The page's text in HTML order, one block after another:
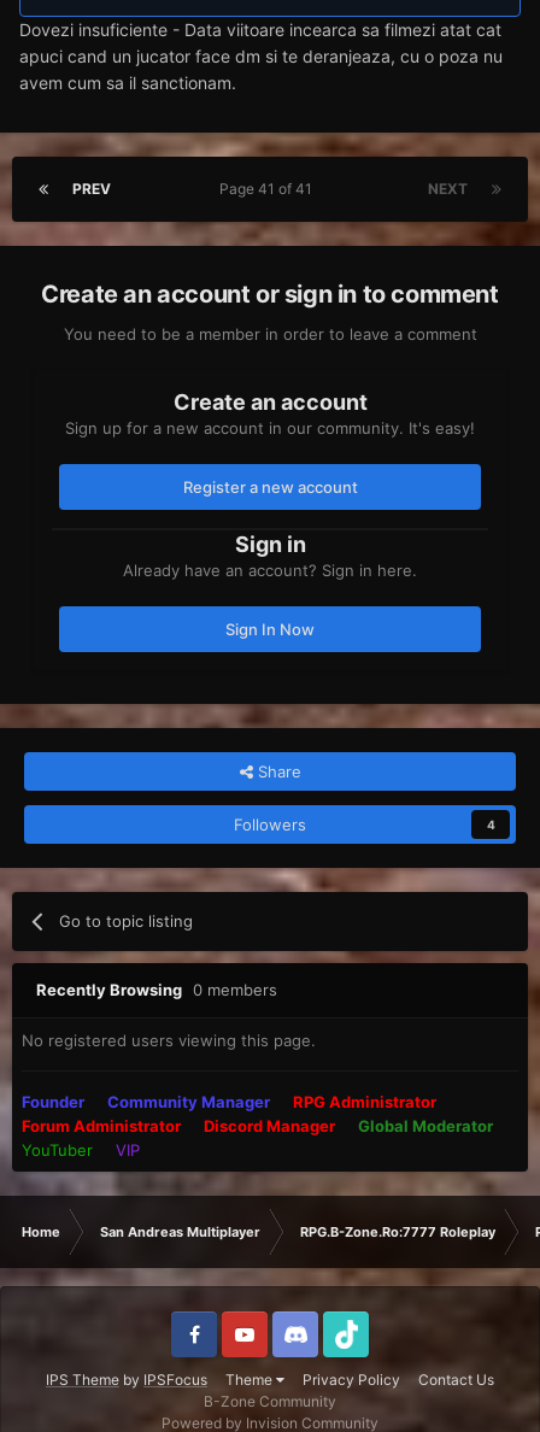
client.
Dovezi:https://imgur.com/a/snCXJam
Dovezi insuficiente - Data viitoare incearca sa filmezi atat cat
apuci cand un jucator face dm si te deranjeaza, cu o poza nu
avem cum sa il sanctionam.
PREV NEXT
Page 41 of 41
Create an account or sign in to comment
You need to be a member in order to leave a comment
Create an account
Sign up for a new account in our community. It's easy!
Register a new account
Sign in
Already have an account? Sign in here.
Sign In Now
Share
Followers 4
Go to topic listing
Recently Browsing 0 members
No registered users viewing this page.
Founder Community Manager
RPG Administrator
Forum Administrator
Discord Manager
Global Moderator
YouTuber
VIP
Home San Andreas Multiplayer RPG.B-Zone.Ro:7777 Roleplay
IPS Theme by IPSFocus Theme Privacy Policy
Contact Us
B-Zone Community
Powered by Invision Community